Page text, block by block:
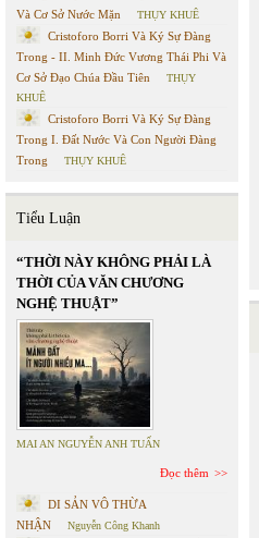
Và Cơ Sở Nước Mặn
THỤY KHUÊ
Cristoforo Borri Và Ký Sự Đàng
Trong - II. Minh Đức Vương Thái Phi Và
Cơ Sở Đạo Chúa Đầu Tiên
THỤY
KHUÊ
Cristoforo Borri Và Ký Sự Đàng
Trong I. Đất Nước Và Con Người Đàng
Trong
THỤY KHUÊ
Tiểu Luận
“THỜI NÀY KHÔNG PHẢI LÀ
THỜI CỦA VĂN CHƯƠNG
NGHỆ THUẬT”
MAI AN NGUYỄN ANH TUẤN
Đọc thêm
DI SẢN VÔ THỪA
NHẬN
Nguyễn Công Khanh